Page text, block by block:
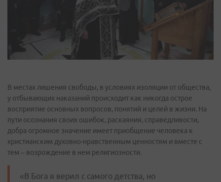
В местах лишения свободы, в условиях изоляции от общества,
у отбывающих наказаний происходит как никогда острое
восприятие основных вопросов, понятий и целей в жизни. На
пути осознания своих ошибок, раскаяния, справедливости,
добра огромное значение имеет приобщение человека к
христианским духовно-нравственным ценностям и вместе с
тем – возрождение в нем религиозности.
«В Бога я верил с самого детства, но